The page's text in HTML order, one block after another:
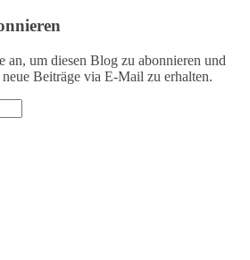
an, um diesen Blog zu abonnieren und
Beiträge via E-Mail zu erhalten.